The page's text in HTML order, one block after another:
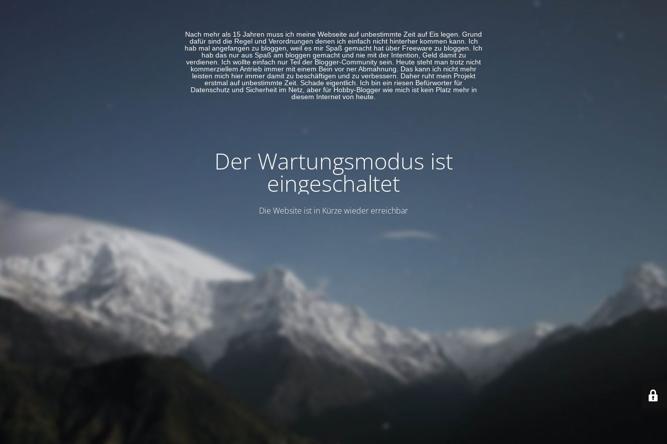
Nach mehr als 15 Jahren muss ich meine Webseite auf unbestimmte Zeit auf Eis legen. Grund
dafür sind die Regel und Verordnungen denen ich einfach nicht hinterher kommen kann. Ich
hab mal angefangen zu bloggen, weil es mir Spaß gemacht hat über Freeware zu bloggen. Ich
hab das nur aus Spaß am bloggen gemacht und nie mit der Intention, Geld damit zu
verdienen. Ich wollte einfach nur Teil der Blogger-Community sein. Heute steht man trotz nicht
kommerziellem Antrieb immer mit einem Bein vor ner Abmahnung. Das kann ich nicht mehr
leisten mich hier immer damit zu beschäftigen und zu verbessern. Daher ruht mein Projekt
erstmal auf unbestimmte Zeit. Schade eigentlich. Ich bin ein riesen Befürworter für
Datenschutz und Sicherheit im Netz, aber für Hobby-Blogger wie mich ist kein Platz mehr in
diesem Internet von heute.
Der Wartungsmodus ist
eingeschaltet
Die Website ist in Kürze wieder erreichbar